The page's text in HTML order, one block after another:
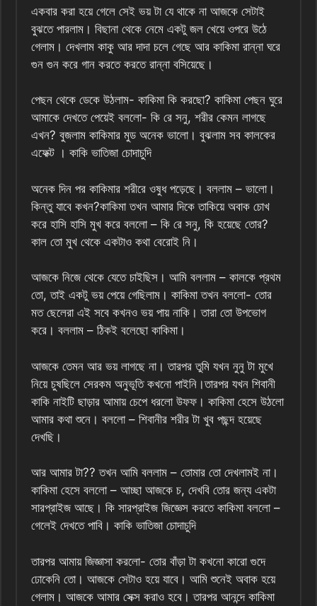
একবার করা হয়ে গেলে সেই ভয় টা যে থাকে না আজকে সেটাই
বুঝতে পারলাম। বিছানা থেকে নেমে একটু জল খেয়ে ওপরে উঠে
গেলাম। দেখলাম কাকু আর দাদা চলে গেছে আর কাকিমা রান্না ঘরে
গুন গুন করে গান করতে করতে রান্না বসিয়েছে।
পেছন থেকে ডেকে উঠলাম- কাকিমা কি করছো? কাকিমা পেছন ঘুরে
আমাকে দেখতে পেয়েই বললো- কি রে সনু, শরীর কেমন লাগছে
এখন? বুজলাম কাকিমার মুড অনেক ভালো। বুঝলাম সব কালকের
এফেক্ট । কাকি ভাতিজা চোদাচুদি
অনেক দিন পর কাকিমার শরীরে ওষুধ পড়েছে। বললাম – ভালো।
কিন্তু যাবে কখন?কাকিমা তখন আমার দিকে তাকিয়ে অবাক চোখ
করে হাসি হাসি মুখ করে বললো – কি রে সনু, কি হয়েছে তোর?
কাল তো মুখ থেকে একটাও কথা বেরোই নি।
আজকে নিজে থেকে যেতে চাইছিস। আমি বললাম – কালকে প্রথম
তো, তাই একটু ভয় পেয়ে গেছিলাম। কাকিমা তখন বললো- তোর
মত ছেলেরা এই সবে কখনও ভয় পায় নাকি। তারা তো উপভোগ
করে। বললাম – ঠিকই বলেছো কাকিমা।
আজকে তেমন আর ভয় লাগছে না। তারপর তুমি যখন নুনু টা মুখে
নিয়ে চুষছিলে সেরকম অনুভূতি কখনো পাইনি।তারপর যখন শিবানী
কাকি নাইটি ছাড়ার আমায় চেপে ধরলো উফফ। কাকিমা হেসে উঠলো
আমার কথা শুনে। বললো – শিবানীর শরীর টা খুব পছন্দ হয়েছে
দেখছি।
আর আমার টা?? তখন আমি বললাম – তোমার তো দেখলামই না।
কাকিমা হেসে বললো – আচ্ছা আজকে চ, দেখবি তোর জন্য একটা
সারপ্রাইজ আছে। কি সারপ্রাইজ জিজ্ঞেস করতে কাকিমা বললো –
গেলেই দেখতে পাবি। কাকি ভাতিজা চোদাচুদি
তারপর আমায় জিজ্ঞাসা করলো- তোর বাঁড়া টা কখনো কারো গুদে
ঢোকেনি তো। আজকে সেটাও হয়ে যাবে। আমি শুনেই অবাক হয়ে
গেলাম। আজকে আমার সেক্স করাও হবে। তারপর আনন্দে কাকিমা